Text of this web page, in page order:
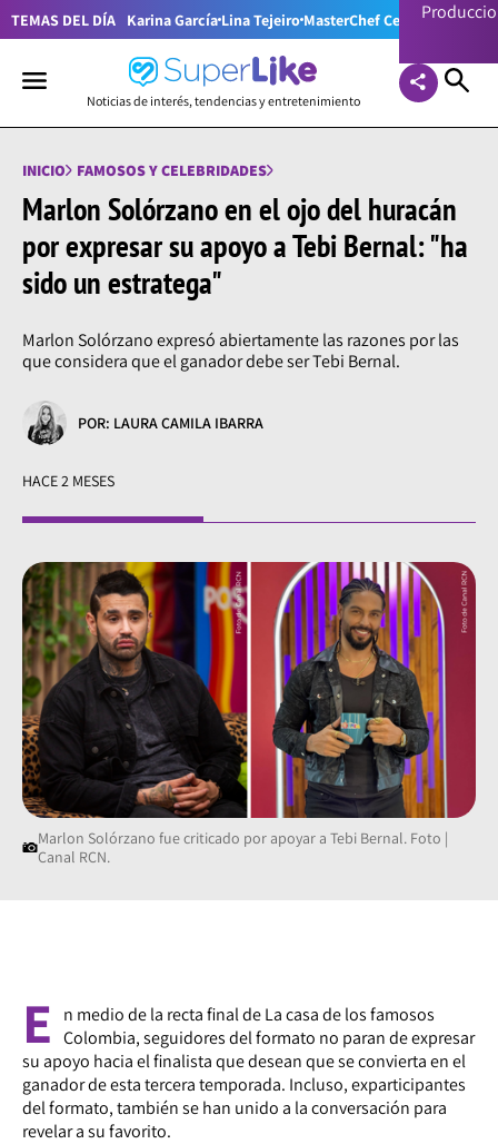
TEMAS DEL DÍA Karina García Lina Tejeiro MasterChef Celebrity
Noticias de interés, tendencias y entretenimiento
INICIO FAMOSOS Y CELEBRIDADES
Marlon Solórzano en el ojo del huracán
por expresar su apoyo a Tebi Bernal: "ha
sido un estratega"
Marlon Solórzano expresó abiertamente las razones por las
que considera que el ganador debe ser Tebi Bernal.
POR: LAURA CAMILA IBARRA
HACE 2 MESES
Marlon Solórzano fue criticado por apoyar a Tebi Bernal. Foto |
Canal RCN.
E
n medio de la recta final de La casa de los famosos
Colombia, seguidores del formato no paran de expresar
su apoyo hacia el finalista que desean que se convierta en el
ganador de esta tercera temporada. Incluso, exparticipantes
del formato, también se han unido a la conversación para
revelar a su favorito.